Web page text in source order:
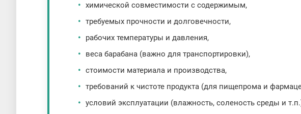
химической совместимости с содержимым,
требуемых прочности и долговечности,
рабочих температуры и давления,
веса барабана (важно для транспортировки),
стоимости материала и производства,
требований к чистоте продукта (для пищепрома и
условий эксплуатации (влажность, соленость среды и